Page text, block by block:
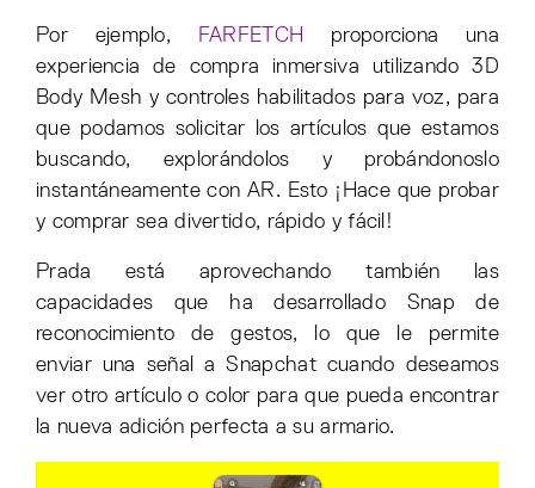
Por ejemplo, FARFETCH
proporciona una
experiencia de compra inmersiva utilizando 3D
Body Mesh y controles habilitados para voz, para
que podamos solicitar los artículos que estamos
buscando, explorándolos y probándonoslo
instantáneamente con AR. Esto ¡Hace que probar
y comprar sea divertido, rápido y fácil!
Prada está aprovechando también las
capacidades que ha desarrollado Snap de
reconocimiento de gestos, lo que le permite
enviar una señal a Snapchat cuando deseamos
ver otro artículo o color para que pueda encontrar
la nueva adición perfecta a su armario.